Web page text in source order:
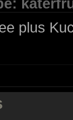
plus